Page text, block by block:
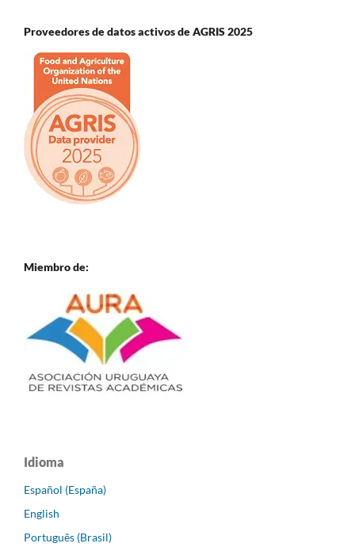
Proveedores de datos activos de AGRIS 2025
Miembro de:
Idioma
Español (España)
English
Português (Brasil)